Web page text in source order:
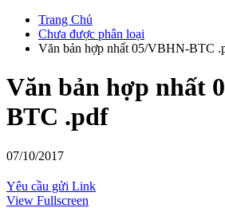
Trang Chủ
Chưa được phân loại
Văn bản hợp nhất 05/VBHN-BTC
Văn bản hợp nhất
BTC .pdf
07/10/2017
Yêu cầu gửi Link
View Fullscreen